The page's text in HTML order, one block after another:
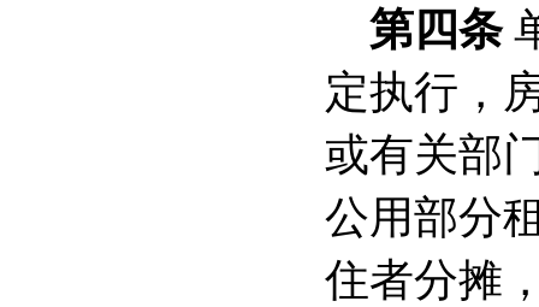
第四条
定执行，
或有关部
公用部分
住者分摊